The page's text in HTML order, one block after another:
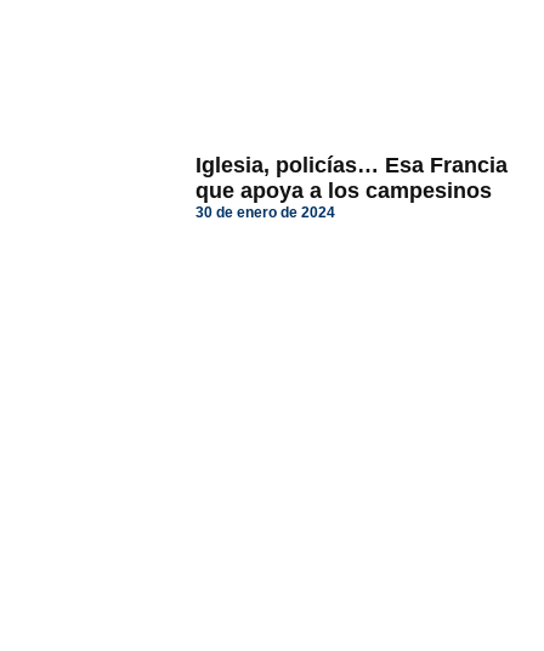
Iglesia, policías… Esa Francia
que apoya a los campesinos
30 de enero de 2024